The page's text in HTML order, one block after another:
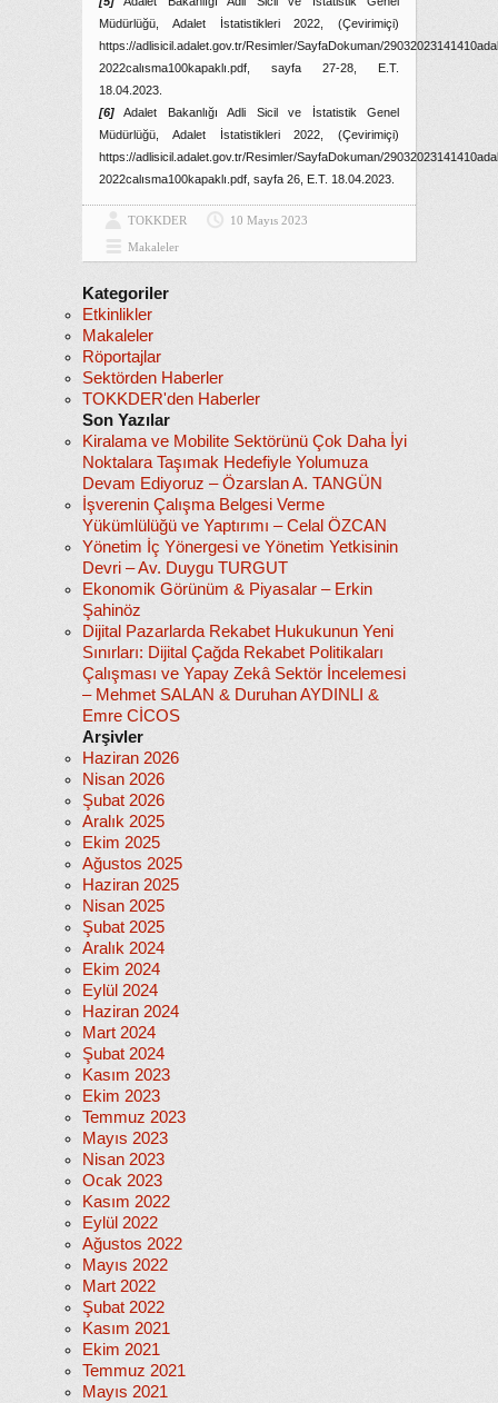
Müdürlüğü, Adalet İstatistikleri 2022, (Çevirimiçi)
https://adlisicil.adalet.gov.tr/Resimler/SayfaDokuman/
2022calısma100kapaklı.pdf, sayfa 27-28, E.T.
18.04.2023.
[6] Adalet Bakanlığı Adli Sicil ve İstatistik Genel
Müdürlüğü, Adalet İstatistikleri 2022, (Çevirimiçi)
https://adlisicil.adalet.gov.tr/Resimler/SayfaDokuman/
2022calısma100kapaklı.pdf, sayfa 26, E.T. 18.04.2023.
TOKKDER
10 Mayıs 2023
Makaleler
Kategoriler
Etkinlikler
Makaleler
Röportajlar
Sektörden Haberler
TOKKDER'den Haberler
Son Yazılar
Kiralama ve Mobilite Sektörünü Çok Daha İyi
Noktalara Taşımak Hedefiyle Yolumuza
Devam Ediyoruz – Özarslan A. TANGÜN
İşverenin Çalışma Belgesi Verme
Yükümlülüğü ve Yaptırımı – Celal ÖZCAN
Yönetim İç Yönergesi ve Yönetim Yetkisinin
Devri – Av. Duygu TURGUT
Ekonomik Görünüm & Piyasalar – Erkin
Şahinöz
Dijital Pazarlarda Rekabet Hukukunun Yeni
Sınırları: Dijital Çağda Rekabet Politikaları
Çalışması ve Yapay Zekâ Sektör İncelemesi
– Mehmet SALAN & Duruhan AYDINLI &
Emre CİCOS
Arşivler
Haziran 2026
Nisan 2026
Şubat 2026
Aralık 2025
Ekim 2025
Ağustos 2025
Haziran 2025
Nisan 2025
Şubat 2025
Aralık 2024
Ekim 2024
Eylül 2024
Haziran 2024
Mart 2024
Şubat 2024
Kasım 2023
Ekim 2023
Temmuz 2023
Mayıs 2023
Nisan 2023
Ocak 2023
Kasım 2022
Eylül 2022
Ağustos 2022
Mayıs 2022
Mart 2022
Şubat 2022
Kasım 2021
Ekim 2021
Temmuz 2021
Mayıs 2021